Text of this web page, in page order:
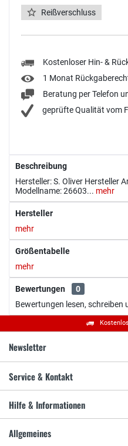
Reißverschluss
Kostenloser Hin- &
1 Monat
Beratung per Telefon
geprüfte Qualität vom
Beschreibung
Hersteller: S. Oliver Hersteller
Modellname: 26603... mehr
Hersteller
mehr
Größentabelle
mehr
Bewertungen
0
Bewertungen lesen, schreiben
Newsletter
Service & Kontakt
Hilfe & Informationen
Allgemeines